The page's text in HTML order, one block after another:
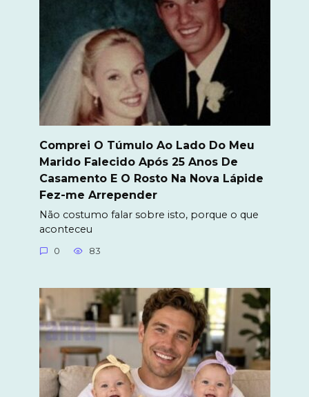
Comprei O Túmulo Ao Lado Do Meu
Marido Falecido Após 25 Anos De
Casamento E O Rosto Na Nova Lápide
Fez-me Arrepender
Não costumo falar sobre isto, porque o que
aconteceu
0 83